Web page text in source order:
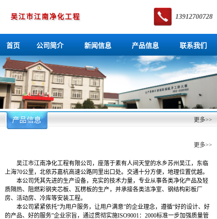
吴江市江南净化工程 13912700728
首页 公司简介 新闻信息 产品信息 联系我们
产品信息 更多>>
更多>>
吴江市江南净化工程有限公司，座落于素有人间天堂的水乡苏州吴江，东临
上海70公里，北依苏嘉杭高速公路同里出口处。交通十分方便，地理位置优越。
本公司凭其先进的生产设备，充实的技术力量，专业从事各类净化产品及轻
质隔热、阻燃彩钢夹芯板、瓦楞板的生产，并承接各类洁净室、钢结构彩板厂
房、活动房、冷库等安装工程。
本公司紧紧依托“为用户服务，让用户满意”的企业理念，遵循“好的设计、好
的产品、好的服务”企业宗旨，通过贯彻实施ISO9001：2000标准一步加强质量管